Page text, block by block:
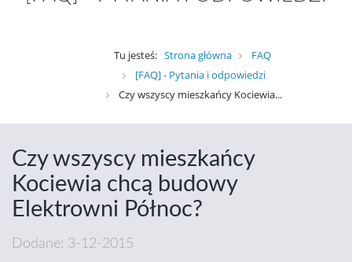
Tu jesteś: Strona główna
FAQ
[FAQ] - Pytania i odpowiedzi
Czy wszyscy mieszkańcy Kociewia...
Czy wszyscy mieszkańcy
Kociewia chcą budowy
Elektrowni Północ?
Dodane: 3-12-2015